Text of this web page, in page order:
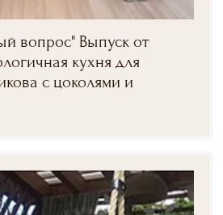
вопрос" Выпуск от
кухня для
с цоколями и